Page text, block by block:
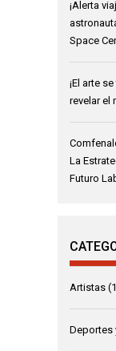
¡Alerta
Space
¡El arte
revelar el
La
Futuro
Artistas
Deportes